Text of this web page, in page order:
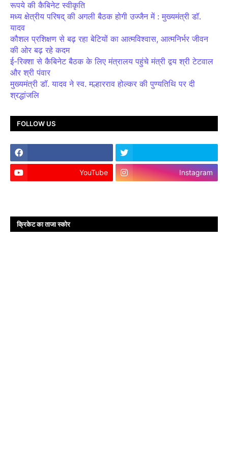
रूपये की कैबिनेट स्वीकृति
मध्य क्षेत्रीय परिषद् की अगली बैठक होगी उज्जैन में : मुख्यमंत्री डॉ.
यादव
कौशल प्रशिक्षण से बढ़ रहा बेटियों का आत्मविश्वास, आत्मनिर्भर जीवन
की ओर बढ़ रहे कदम
ई-रिक्शा से कैबिनेट बैठक के लिए मंत्रालय पहुंचे मंत्री द्वय श्री टेटवाल
और श्री पंवार
मुख्यमंत्री डॉ. यादव ने स्व. मल्हारराव होल्कर की पुण्यतिथि पर दी
श्रद्धांजलि
FOLLOW US
YouTube Instagram
क्रिकेट का ताजा स्कोर